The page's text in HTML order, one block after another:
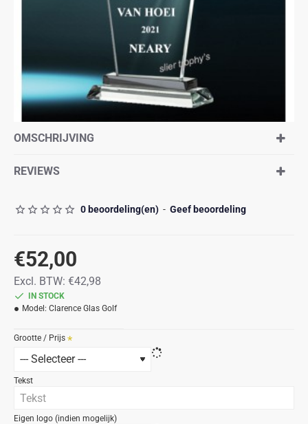
OMSCHRIJVING
REVIEWS
0 beoordeling(en) - Geef beoordeling
€52,00
Excl. BTW: €42,98
IN STOCK
Model: Clarence Glas Golf
Grootte / Prijs
Tekst
Eigen logo (indien mogelijk)